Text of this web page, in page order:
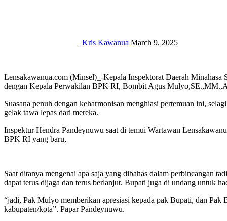
Kris Kawanua March 9, 2025
Lensakawanua.com (Minsel)_-Kepala Inspektorat Daerah
dengan Kepala Perwakilan BPK RI, Bombit Agus
Suasana penuh dengan keharmonisan menghiasi pertemuan ini,
gelak tawa lepas dari mereka.
Inspektur Hendra Pandeynuwu saat di temui Wartawan
BPK RI yang baru,
Saat ditanya mengenai apa saja yang dibahas dalam perbincangan
dapat terus dijaga dan terus berlanjut. Bupati juga di undang untuk
“jadi, Pak Mulyo memberikan apresiasi kepada pak Bupati, dan
kabupaten/kota”. Papar Pandeynuwu.